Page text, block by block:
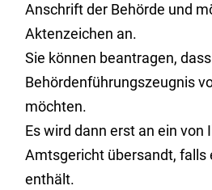
Anschrift der Behörde und
Aktenzeichen an.
Sie können beantragen,
Behördenführungszeugnis
möchten.
Es wird dann erst an ein von
Amtsgericht übersandt, falls
enthält.